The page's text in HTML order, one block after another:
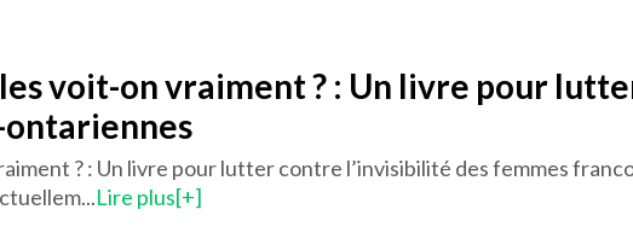
voit-on vraiment ? : Un livre pour
? : Un livre pour lutter contre l’invisibilité des femmes
Lire plus[+]